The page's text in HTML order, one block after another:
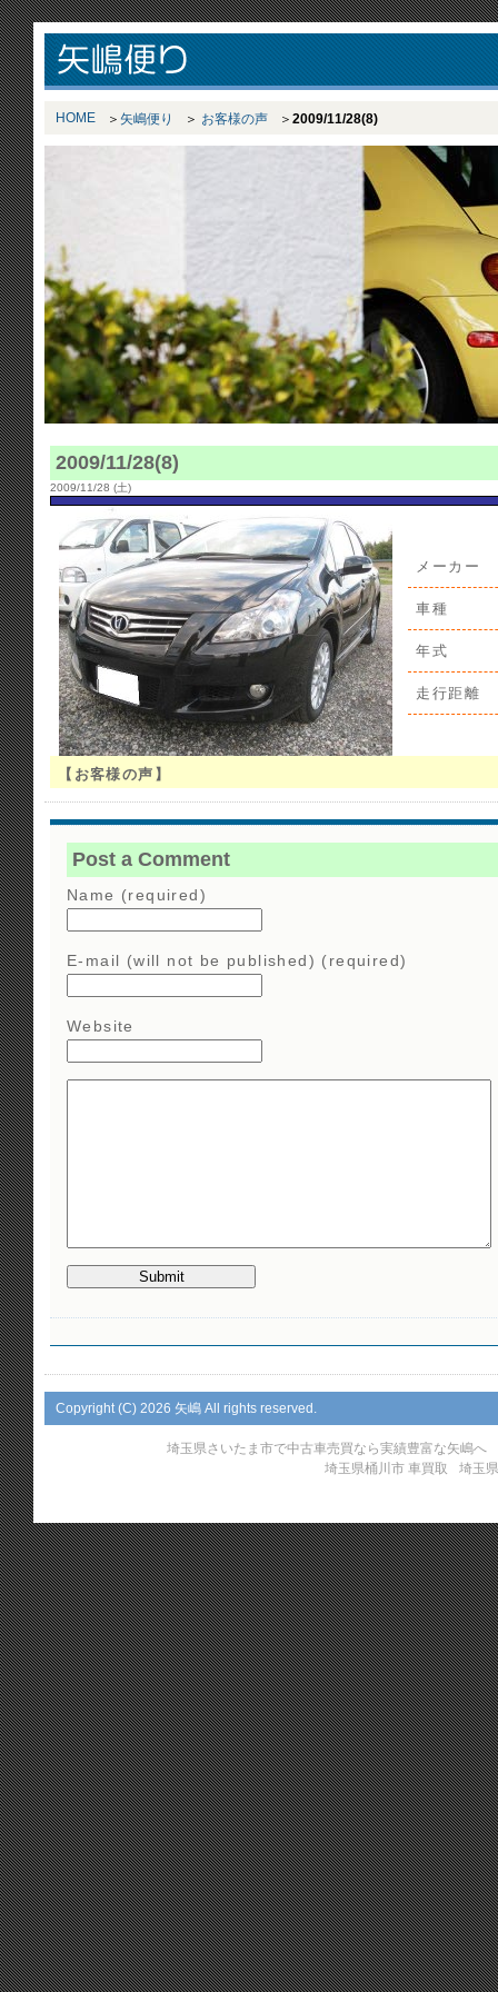
HOME 矢嶋便り お客様の声 2009/11/28(8)
2009/11/28(8)
2009/11/28 (土)
メーカー
車種
年式
走行距離
【お客様の声】
Post a Comment
Name (required)
E-mail (will not be published) (required)
Website
Copyright (C) 2026 矢嶋 All rights reserved.
埼玉県さいたま市で中古車売買なら実績豊富な矢嶋へ
埼玉県桶川市 車買取
埼玉